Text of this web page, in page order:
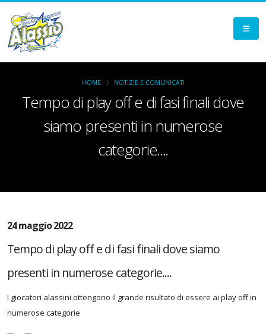
Tempo di play off e di fasi finali dove
siamo presenti in numerose
categorie....
HOME NOTIZIE E COMUNICATI
24 maggio 2022
Tempo di play off e di fasi finali dove siamo
presenti in numerose categorie....
I giocatori alassini ottengono il grande risultato di essere ai play off in
numerose categorie